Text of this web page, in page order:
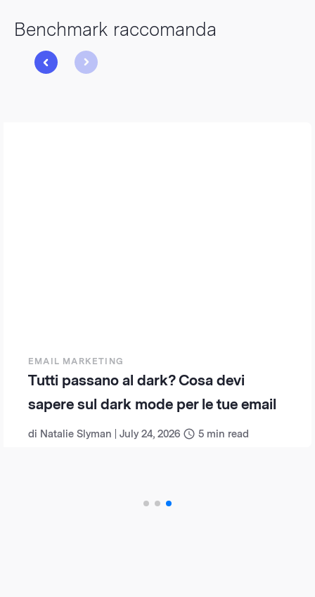
Benchmark raccomanda
EMAIL MARKETING
Tutti passano al dark? Cosa devi
sapere sul dark mode per le tue email
di Natalie Slyman July 24, 2026 5 min read